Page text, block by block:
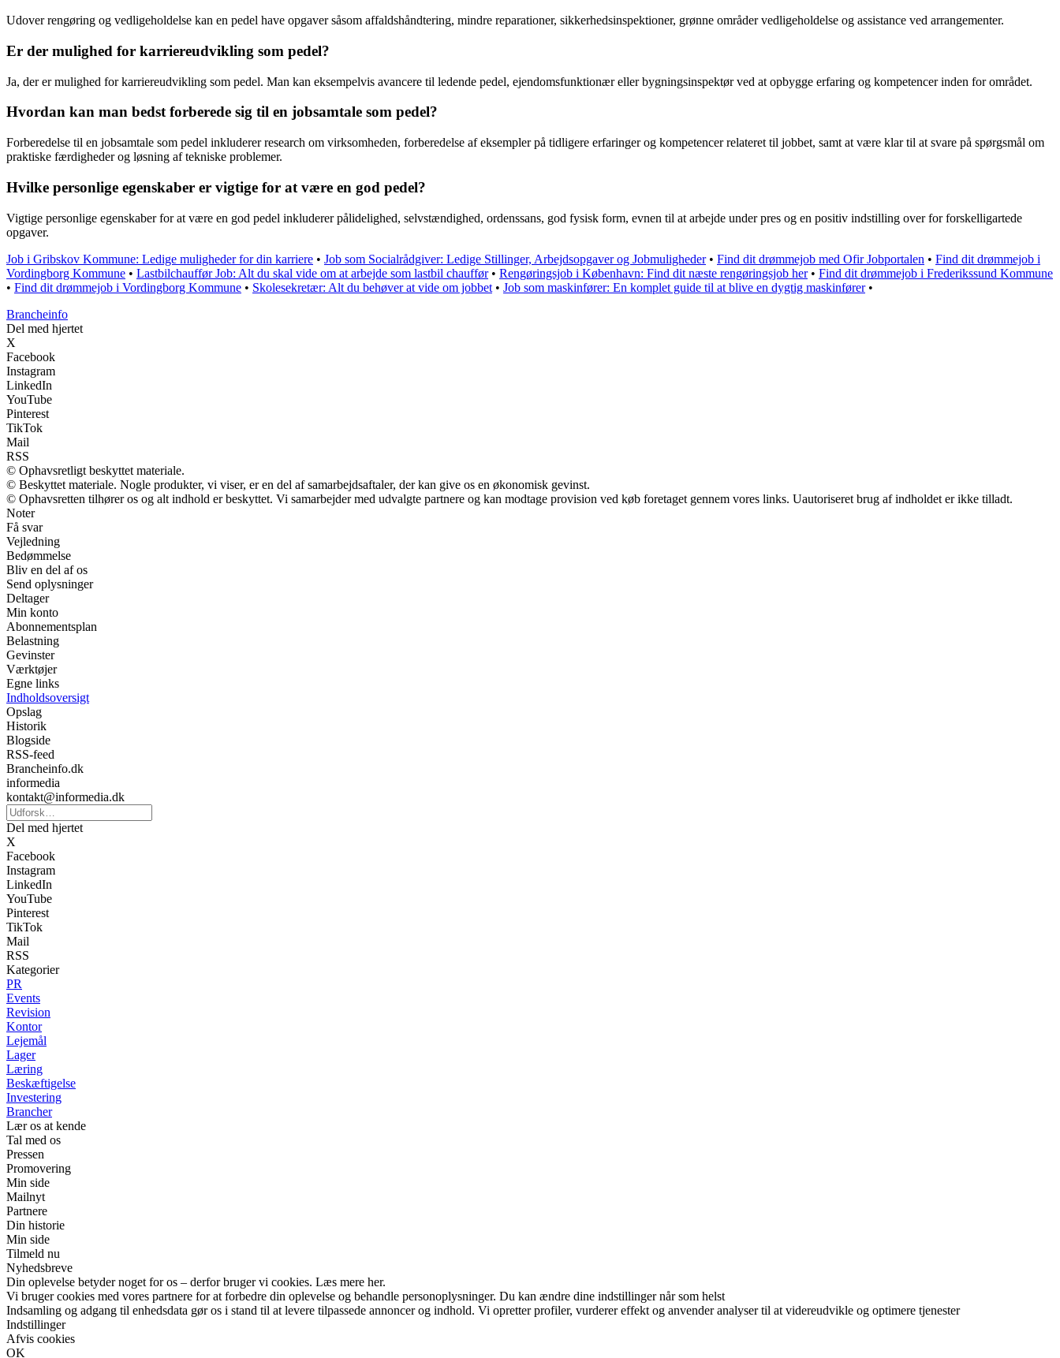
Udover rengøring og vedligeholdelse kan en pedel have opgaver såsom affaldshåndtering, mindre reparationer, sikkerhedsinspektioner, grønne områder vedligeholdelse og assistance ved arrangementer.
Er der mulighed for karriereudvikling som pedel?
Ja, der er mulighed for karriereudvikling som pedel. Man kan eksempelvis avancere til ledende pedel, ejendomsfunktionær eller bygningsinspektør ved at opbygge erfaring og kompetencer inden for området.
Hvordan kan man bedst forberede sig til en jobsamtale som pedel?
Forberedelse til en jobsamtale som pedel inkluderer research om virksomheden, forberedelse af eksempler på tidligere erfaringer og kompetencer relateret til jobbet, samt at være klar til at svare på spørgsmål om
praktiske færdigheder og løsning af tekniske problemer.
Hvilke personlige egenskaber er vigtige for at være en god pedel?
Vigtige personlige egenskaber for at være en god pedel inkluderer pålidelighed, selvstændighed, ordenssans, god fysisk form, evnen til at arbejde under pres og en positiv indstilling over for forskelligartede
opgaver.
Job i Gribskov Kommune: Ledige muligheder for din karriere • Job som Socialrådgiver: Ledige Stillinger, Arbejdsopgaver og Jobmuligheder• Find dit drømmejob med Ofir Jobportalen • Find dit drømmejob i
Vordingborg Kommune • Lastbilchauffør Job: Alt du skal vide om at arbejde som lastbil chauffør• Rengøringsjob i København: Find dit næste rengøringsjob her• Find dit drømmejob i Frederikssund Kommune
• Find dit drømmejob i Vordingborg Kommune • Skolesekretær: Alt du behøver at vide om jobbet • Job som maskinfører: En komplet guide til at blive en dygtig maskinfører•
Brancheinfo
Del med hjertet
X
Facebook
Instagram
LinkedIn
YouTube
Pinterest
TikTok
Mail
RSS
© Ophavsretligt beskyttet materiale.
© Beskyttet materiale. Nogle produkter, vi viser, er en del af samarbejdsaftaler, der kan give os en økonomisk gevinst.
© Ophavsretten tilhører os og alt indhold er beskyttet. Vi samarbejder med udvalgte partnere og kan modtage provision ved køb foretaget gennem vores links. Uautoriseret brug af indholdet er ikke tilladt.
Noter
Få svar
Vejledning
Bedømmelse
Bliv en del af os
Send oplysninger
Deltager
Min konto
Abonnementsplan
Belastning
Gevinster
Værktøjer
Egne links
Indholdsoversigt
Opslag
Historik
Blogside
RSS-feed
Brancheinfo.dk
informedia
kontakt@informedia.dk
Del med hjertet
X
Facebook
Instagram
LinkedIn
YouTube
Pinterest
TikTok
Mail
RSS
Kategorier
PR
Events
Revision
Kontor
Lejemål
Lager
Læring
Beskæftigelse
Investering
Brancher
Lær os at kende
Tal med os
Pressen
Promovering
Min side
Mailnyt
Partnere
Din historie
Min side
Tilmeld nu
Nyhedsbreve
Din oplevelse betyder noget for os – derfor bruger vi cookies. Læs mere her.
Vi bruger cookies med vores partnere for at forbedre din oplevelse og behandle personoplysninger. Du kan ændre dine indstillinger når som helst
Indsamling og adgang til enhedsdata gør os i stand til at levere tilpassede annoncer og indhold. Vi opretter profiler, vurderer effekt og anvender analyser til at videreudvikle og optimere tjenester
Indstillinger
Afvis cookies
OK